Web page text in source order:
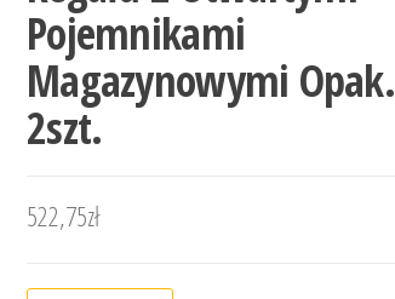
Pojemnikami
Magazynowymi Opak.
2szt.
522,75zł